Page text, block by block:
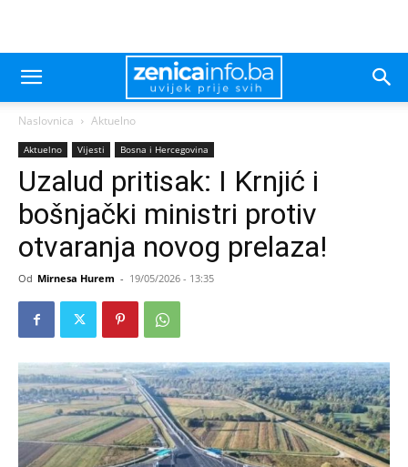
Naslovnica Aktuelno
Aktuelno Vijesti Bosna i Hercegovina
Uzalud pritisak: I Krnjić i
bošnjački ministri protiv
otvaranja novog prelaza!
Od Mirnesa Hurem - 19/05/2026 - 13:35